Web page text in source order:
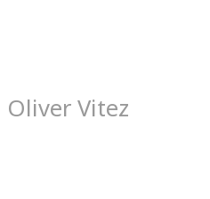
Oliver Vitez